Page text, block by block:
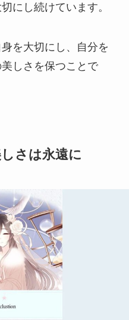
にし続けています。
を大切にし、自分を
しさを保つことで
さは永遠に